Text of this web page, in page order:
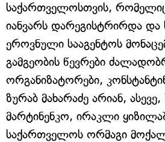
საქართველოსთვის,
იანვარს დარეგისტრირდა და
ეროვნული სააგენტოს
გამგეობის წევრები
ორგანიზატორები,
ზურაბ მახარაძე არიან,
მარტინენკო, ირაკლი
საქართველოს ორმაგი